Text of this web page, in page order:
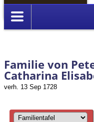
Anmelden
Familie von
Catharina
verh. 13 Sep 1728